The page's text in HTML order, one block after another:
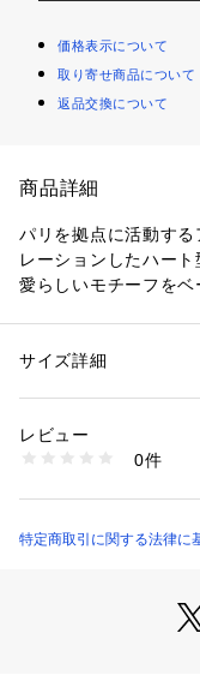
価格表示について
取り寄せ商品について
返品交換について
商品詳細
パリを拠点に活動す
レーションしたハート
愛らしいモチーフをベ
トでお花の刺繍を施
でも清潔にお使いいた
こかシニカルさも漂
性別：レディース
グマット
詰め物：ポリエステル100
生産国：中国製
※詳しい洗濯方法につい
JS31-26200771 （ショ
サイズ詳細
レビュー
0件
特定商取引に関する法律に